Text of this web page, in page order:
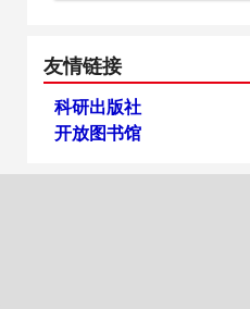
友情链接
科研出版社
开放图书馆